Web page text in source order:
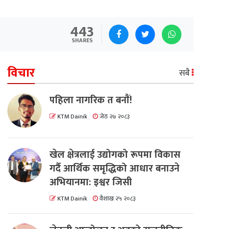
443
SHARES
विचार सबै
पहिला नागरिक त बनाैं!
KTM Dainik जेठ २७ २०८३
खेल क्षेत्रलाई उद्योगको रूपमा विकास
गर्दै आर्थिक समृद्धिको आधार बनाउने
अभियानमा: इश्वर जिसी
KTM Dainik वैशाख २५ २०८३